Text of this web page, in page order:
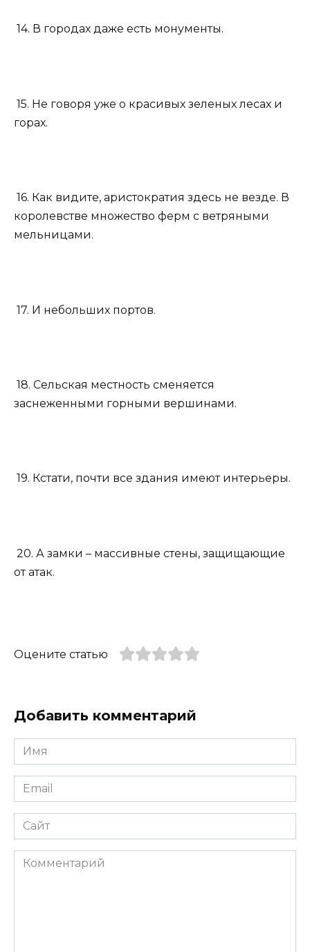
14. В городах даже есть монументы.
15. Не говоря уже о красивых зеленых лесах и
горах.
16. Как видите, аристократия здесь не везде. В
королевстве множество ферм с ветряными
мельницами.
17. И небольших портов.
18. Сельская местность сменяется
заснеженными горными вершинами.
19. Кстати, почти все здания имеют интерьеры.
20. А замки – массивные стены, защищающие
от атак.
Оцените статью
Добавить комментарий
Имя
*
Email
*
Сайт
Комментарий